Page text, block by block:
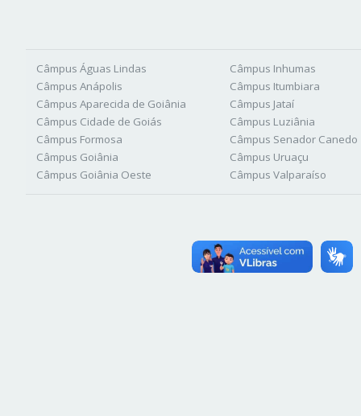
Câmpus Águas Lindas
Câmpus Anápolis
Câmpus Aparecida de Goiânia
Câmpus Cidade de Goiás
Câmpus Formosa
Câmpus Goiânia
Câmpus Goiânia Oeste
Câmpus Inhumas
Câmpus Itumbiara
Câmpus Jataí
Câmpus Luziânia
Câmpus Senador Canedo
Câmpus Uruaçu
Câmpus Valparaíso